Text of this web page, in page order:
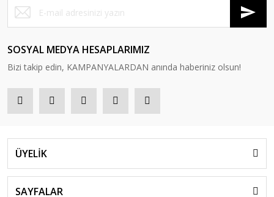
SOSYAL MEDYA HESAPLARIMIZ
Bizi takip edin, KAMPANYALARDAN anında haberiniz olsun!
ÜYELİK
SAYFALAR